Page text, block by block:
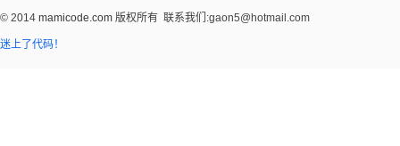
© 2014 mamicode.com 版权所有 联系我们:gaon5@hotmail.com
迷上了代码！